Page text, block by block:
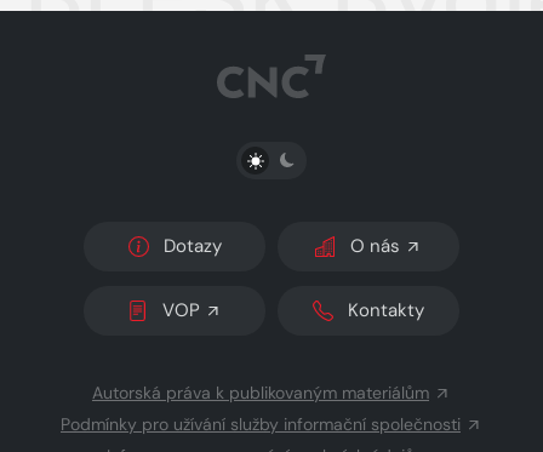
PŘEPNOUT SVĚTLÝ/TMAVÝ REŽIM
Dotazy O nás
VOP Kontakty
Autorská práva k publikovaným materiálům
Podmínky pro užívání služby informační společnosti